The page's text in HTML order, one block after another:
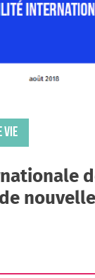
VIE